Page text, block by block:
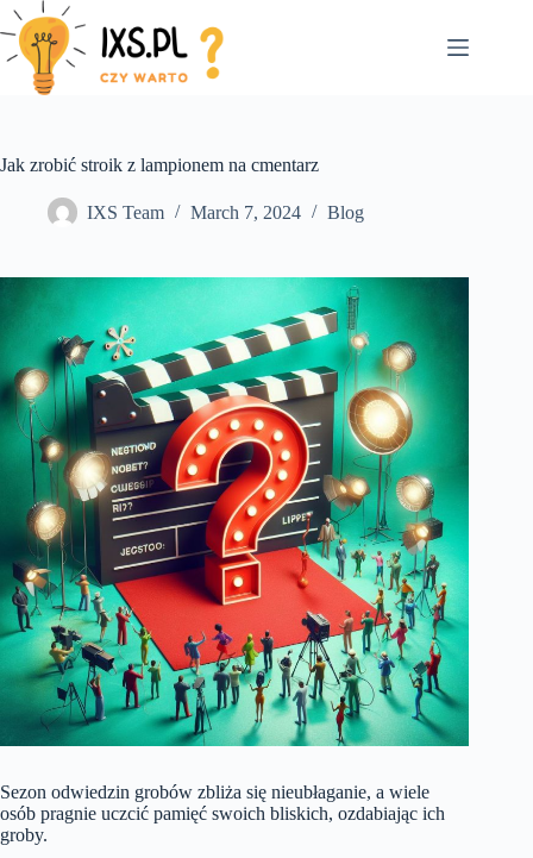
Skip
to
content
Jak zrobić stroik z lampionem na cmentarz
IXS Team March 7, 2024 Blog
Sezon odwiedzin grobów zbliża się nieubłaganie, a wiele
osób pragnie uczcić pamięć swoich bliskich, ozdabiając ich
groby.